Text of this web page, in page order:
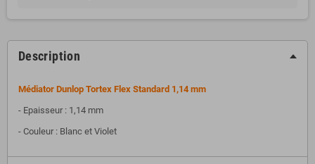
Description
Médiator Dunlop Tortex Flex Standard 1,14 mm
- Epaisseur : 1,14 mm
- Couleur : Blanc et Violet